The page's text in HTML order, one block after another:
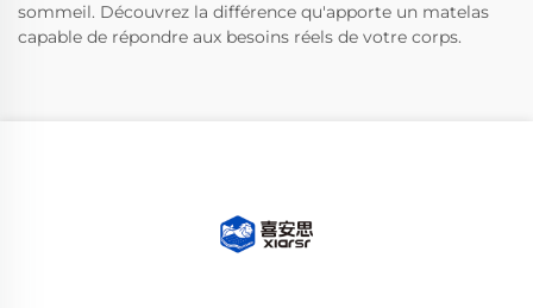
sommeil. Découvrez la différence qu'apporte un matelas
capable de répondre aux besoins réels de votre corps.